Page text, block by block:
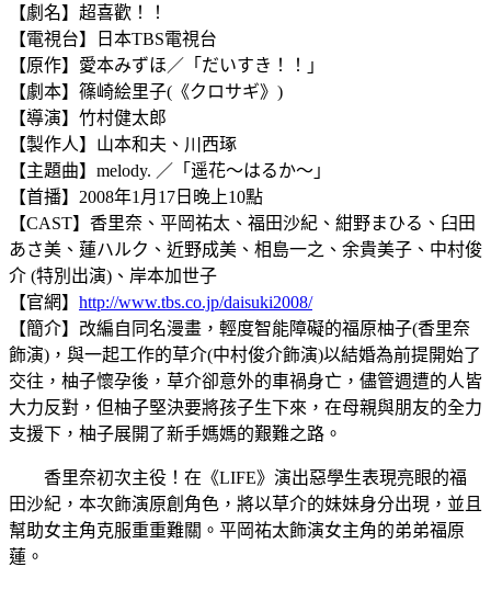
【劇名】超喜歡！！
【電視台】日本TBS電視台
【原作】愛本みずほ／「だいすき！！」
【劇本】篠崎絵里子(《クロサギ》)
【導演】竹村健太郎
【製作人】山本和夫、川西琢
【主題曲】melody. ／「遥花～はるか～」
【首播】2008年1月17日晚上10點
【CAST】香里奈、平岡祐太、福田沙紀、紺野まひる、臼田
あさ美、蓮ハルク、近野成美、相島一之、余貴美子、中村俊
介 (特別出演)、岸本加世子
【官網】 http://www.tbs.co.jp/daisuki2008/
【簡介】改編自同名漫畫，輕度智能障礙的福原柚子(香里奈
飾演)，與一起工作的草介(中村俊介飾演)以結婚為前提開始了
交往，柚子懷孕後，草介卻意外的車禍身亡，儘管週遭的人皆
大力反對，但柚子堅決要將孩子生下來，在母親與朋友的全力
支援下，柚子展開了新手媽媽的艱難之路。
香里奈初次主役！在《LIFE》演出惡學生表現亮眼的福
田沙紀，本次飾演原創角色，將以草介的妹妹身分出現，並且
幫助女主角克服重重難關。平岡祐太飾演女主角的弟弟福原
蓮。